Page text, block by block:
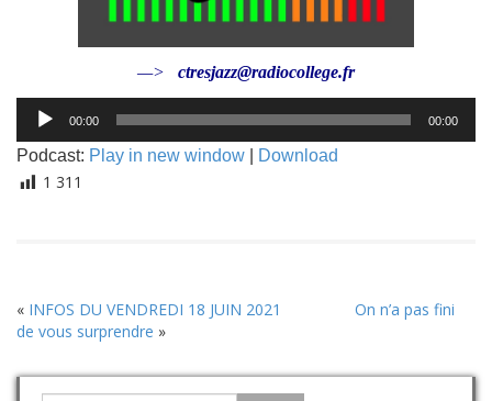
—> ctresjazz@radiocollege.fr
Lecteur
audio
00:00 00:00
Podcast: Play in new window Download
1 311
« INFOS DU VENDREDI 18 JUIN 2021
On n’a pas fini
de vous surprendre »